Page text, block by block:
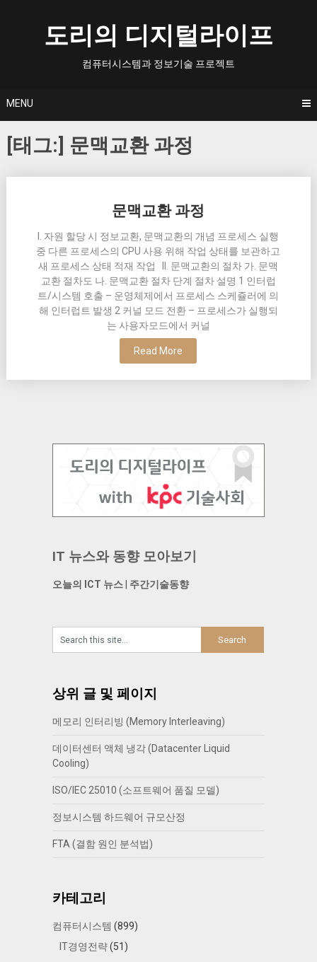
도리의 디지털라이프
컴퓨터시스템과 정보기술 프로젝트
MENU
[태그:] 문맥교환 과정
문맥교환 과정
I. 자원 할당 시 정보교환, 문맥교환의 개념 프로세스 실행
중 다른 프로세스의 CPU 사용 위해 작업 상태를 보관하고
새 프로세스 상태 적재 작업 II. 문맥교환의 절차 가. 문맥
교환 절차도 나. 문맥교환 절차 단계 절차 설명 1 인터럽
트/시스템 호출 – 운영체제에서 프로세스 스케쥴러에 의
해 인터럽트 발생 2 커널 모드 전환 – 프로세스가 실행되
는 사용자모드에서 커널
Read More
IT 뉴스와 동향 모아보기
오늘의 ICT 뉴스| 주간기술동향
상위 글 및 페이지
메모리 인터리빙 (Memory Interleaving)
데이터센터 액체 냉각 (Datacenter Liquid
Cooling)
ISO/IEC 25010 (소프트웨어 품질 모델)
정보시스템 하드웨어 규모산정
FTA (결함 원인 분석법)
카테고리
컴퓨터시스템 (899)
IT경영전략(51)